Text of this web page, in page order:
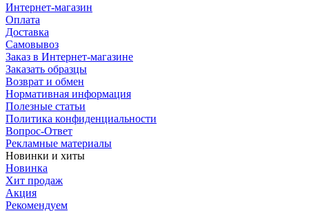
Интернет-магазин
Оплата
Доставка
Самовывоз
Заказ в Интернет-магазине
Заказать образцы
Возврат и обмен
Нормативная информация
Полезные статьи
Политика конфиденциальности
Вопрос-Ответ
Рекламные материалы
Новинки и хиты
Новинка
Хит продаж
Акция
Рекомендуем